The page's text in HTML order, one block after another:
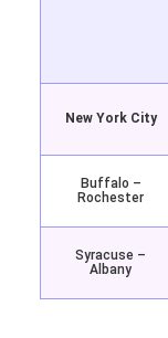
New York City
Buffalo –
Rochester
Syracuse –
Albany